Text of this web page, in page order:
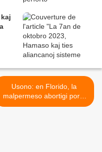
Usono: en Florido, la
malpermeso abortigi por «
ne sufiĉe matura »